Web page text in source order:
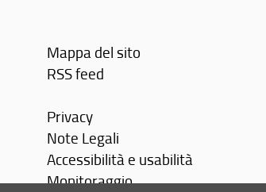
Mappa del sito
RSS feed
Privacy
Note Legali
Accessibilità e usabilità
Monitoraggio